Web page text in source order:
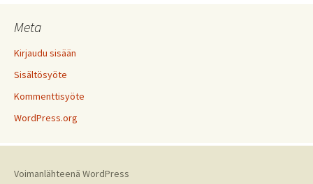
Meta
Kirjaudu sisään
Sisältösyöte
Kommenttisyöte
WordPress.org
Voimanlähteenä WordPress